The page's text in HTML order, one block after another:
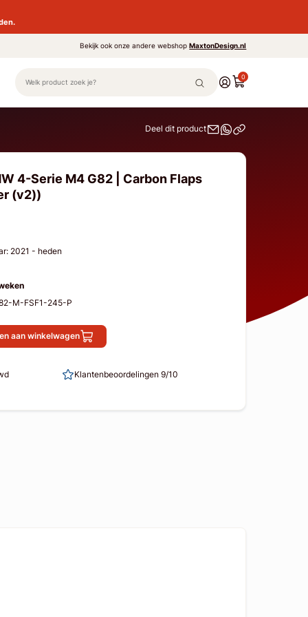
Bekijk ook onze andere webshopMaxtonDesign.nl
0
Deel dit product
4-Serie M4 G82 | Carbon Flaps
(v2))
2021 - heden
M-FSF1-245-P
aan winkelwagen
Klantenbeoordelingen 9/10